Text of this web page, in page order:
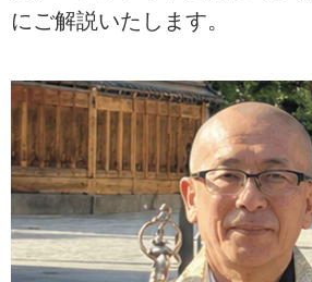
にご解説いたします。